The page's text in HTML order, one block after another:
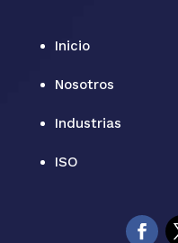
Inicio
Nosotros
Industrias
ISO